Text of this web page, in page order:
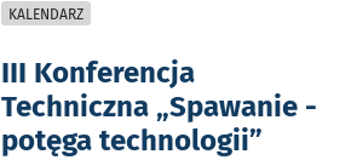
KALENDARZ
III Konferencja
Techniczna „Spawanie -
potęga technologii”